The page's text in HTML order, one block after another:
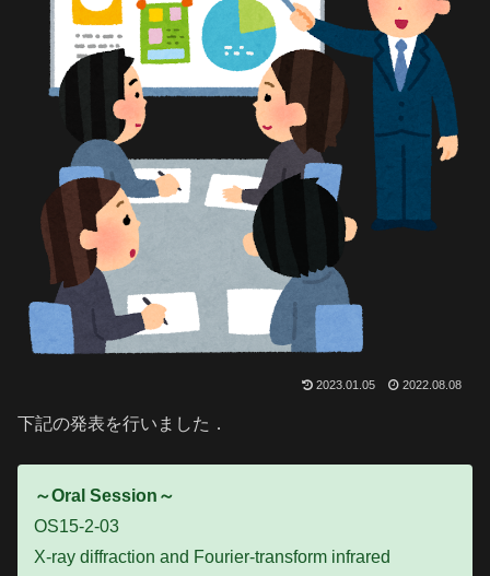
2023.01.05 2022.08.08
下記の発表を行いました．
～Oral Session～
OS15-2-03
X-ray diffraction and Fourier-transform infrared